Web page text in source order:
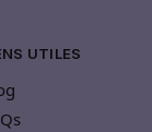
UTILES